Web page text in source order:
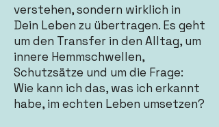
verstehen, sondern wirklich in
Dein Leben zu übertragen. Es geht
um den Transfer in den Alltag, um
innere Hemmschwellen,
Schutzsätze und um die Frage:
Wie kann ich das, was ich erkannt
habe, im echten Leben umsetzen?